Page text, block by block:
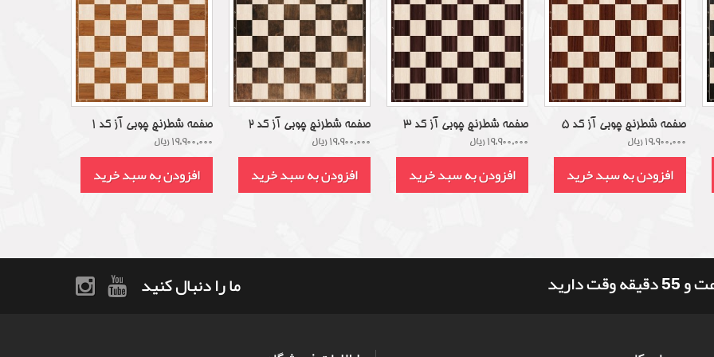
صفحه شطرنج چوبی آز کد 1
19,900,000 ریال
افزودن به سبد خرید
صفحه شطرنج چوبی آز کد 2
19,900,000 ریال
افزودن به سبد خرید
صفحه شطرنج چوبی آز کد 3
19,900,000 ریال
افزودن به سبد خرید
صفحه شطرنج چوبی آز کد 5
19,900,000 ریال
افزودن به سبد خرید
ما را دنبال کنید